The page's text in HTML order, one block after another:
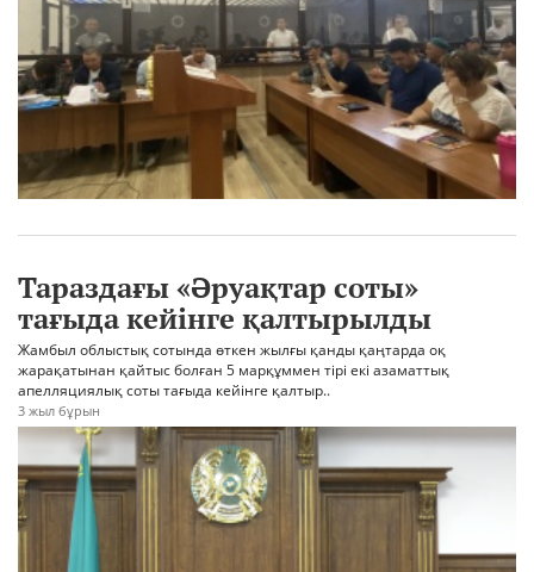
Тараздағы «Әруақтар соты»
тағыда кейінге қалтырылды
Жамбыл облыстық сотында өткен жылғы қанды қаңтарда оқ
жарақатынан қайтыс болған 5 марқұммен тірі екі азаматтық
апелляциялық соты тағыда кейінге қалтыр..
3 жыл бұрын